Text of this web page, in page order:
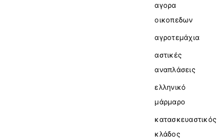
αγορα
οικοπεδων
αγροτεμάχια
αστικές
αναπλάσεις
ελληνικό
μάρμαρο
κατασκευαστικός
κλάδος